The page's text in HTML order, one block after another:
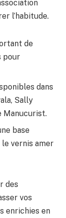
l’habitude.
de
pour
dans
Sally
Manucurist.
base
vernis amer
des
vos
enrichies en